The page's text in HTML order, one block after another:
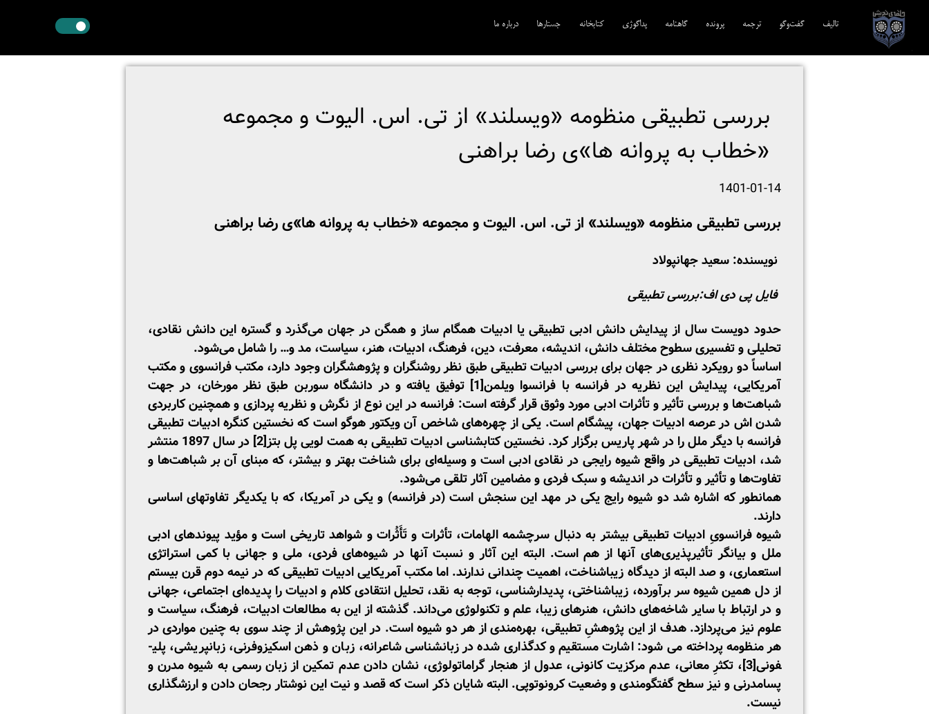
تالیف‎‌ گفت‌وگو ترجمه‌ پرونده گاهنامه پداگوژی کتابخانه جستارها درباره ما
بررسی تطبیقی منظومه «ویسلند» از تی. اس. الیوت و مجموعه
«خطاب به پروانه­ ها»ی رضا براهنی
1401-01-14
بررسی تطبیقی منظومه «ویسلند» از تی. اس. الیوت و مجموعه «خطاب به پروانه­ ها»ی رضا براهنی
نویسنده: سعید جهانپولاد
فایل پی دی اف:بررسی تطبیقی
حدود دویست سال از پیدایش دانش ادبی تطبیقی یا ادبیات همگام ساز و همگن در جهان می‌گذرد و گستره این دانش نقادی،
تحلیلی و تفسیری سطوح مختلف دانش، اندیشه، معرفت، دین، فرهنگ، ادبیات، هنر، سیاست، مد و… را شامل می‌شود.
اساساً دو رویکرد نظری در جهان برای بررسی ادبیات تطبیقی طبق نظر روشنگران و پژوهشگران وجود دارد، مکتب فرانسوی و مکتب
آمریکایی، پیدایش این نظریه در فرانسه با فرانسوا ویلمن[1]
توفیق یافته و در دانشگاه سوربن طبق نظر مورخان، در جهت
شباهت‌ها و بررسی تأثیر و تأثرات ادبی مورد وثوق قرار گرفته ­است: فرانسه در این نوع از نگرش و نظریه ­پردازی و همچنین کاربردی
شدن ­اش در عرصه ادبیات جهان، پیشگام است. یکی از چهره‌های شاخص آن ویکتور هوگو است که نخستین کنگره ادبیات تطبیقی
فرانسه با دیگر ملل را در شهر پاریس برگزار کرد. نخستین کتابشناسی ادبیات تطبیقی به همت لویی پل بتز[2]
در سال 1897 منتشر
شد، ادبیات تطبیقی در واقع شیوه رایجی در نقادی ادبی است و وسیله‌ای برای شناخت بهتر و بیشتر، که مبنای آن بر شباهت‌ها و
تفاوت‌ها و تأثیر و تأثرات در اندیشه و سبک فردی و مضامین آثار تلقی می‌شود.
همانطور که اشاره شد دو شیوه رایج یکی در مهد این سنجش است (در فرانسه) و یکی در آمریکا، که با یکدیگر تفاوت­های اساسی
دارند.
شیوه فرانسویِ ادبیات تطبیقی بیشتر به دنبال سرچشمه الهامات، تأثرات و تَأَثُرات و شواهد تاریخی است و مؤید پیوندهای ادبی
ملل و بیانگر تأثیرپذیری‌های آنها از هم است. البته این آثار و نسبت آنها در شیوه‌های فردی، ملی و جهانی با کمی استراتژی
استعماری، و صد البته از دیدگاه زیباشناخت، اهمیت چندانی ندارند. اما مکتب آمریکایی ادبیات تطبیقی که در نیمه دوم قرن بیستم
از دل همین شیوه سر برآورده، زیباشناختی، پدیدارشناسی، توجه به نقد، تحلیل انتقادی کلام و ادبیات را پدیده‌ای اجتماعی، جهانی
و در ارتباط با سایر شاخه‌های دانش، هنرهای زیبا، علم و تکنولوژی می‌داند. گذشته از این به مطالعات ادبیات، فرهنگ، سیاست و
علوم نیز می‌پردازد. هدف از این پژوهشِ تطبیقی، بهره‌مندی از هر دو شیوه است. در این پژوهش از چند سوی به چنین مواردی در
هر منظومه پرداخته می­ شود: اشارت مستقیم و کدگذاری­ شده در زبان­شناسی شاعرانه، زبان و ذهن اسکیزوفرنی، زبان­پریشی، پلی­
فونی[3]
، تکثرِ معانی، عدم­ مرکزیت کانونی، عدول از هنجار گراماتولوژی، نشان ­دادن عدم تمکین از زبان رسمی به شیوه مدرن و
پسامدرنی و نیز سطح گفتگومندی و وضعیت کرونوتوپی. البته شایان ذکر است که قصد و نیت این نوشتار رجحان­ دادن و ارزش­گذاری
نیست.